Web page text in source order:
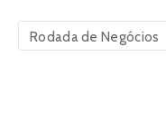
Rodada de Negócios